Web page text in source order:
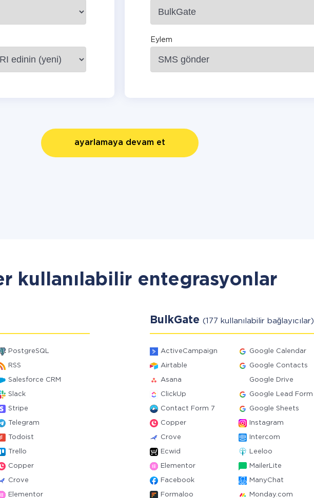
Eylem
ayarlamaya devam et
kullanılabilir entegrasyonlar
PostgreSQL
RSS
Salesforce CRM
Slack
Stripe
Telegram
Todoist
Trello
Copper
Crove
Elementor
BulkGate (177 kullanılabilir bağlayıcılar)
ActiveCampaign Google Calendar
Airtable Google Contacts
Asana Google Drive
ClickUp Google Lead Form
Contact Form 7 Google Sheets
Copper Instagram
Crove Intercom
Ecwid Leeloo
Elementor MailerLite
Facebook ManyChat
Formaloo Monday.com